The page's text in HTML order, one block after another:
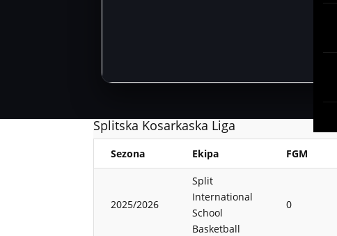
Splitska Kosarkaska Liga
Sezona Ekipa FGM
2025/2026
Split
International
School
Basketball
0